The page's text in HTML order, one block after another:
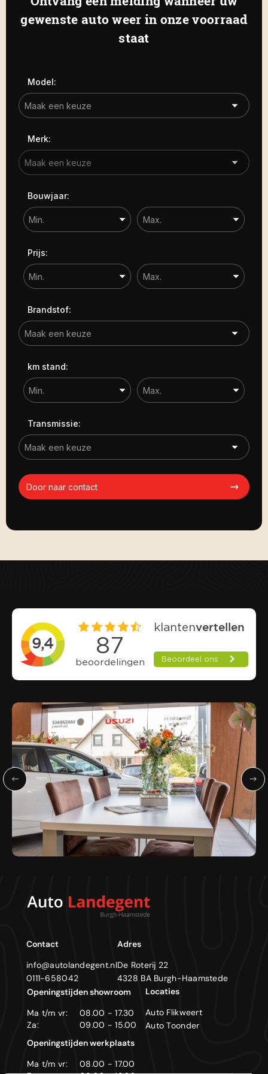
Haamstede
De Roterij 22 4328 BA Burgh-
Haamstede
Carrosserie
-
-
Bouwjaar
Sorteren op
gewenste auto weer in onze voorraad
staat
Model:
Merk:
Bouwjaar:
Prijs:
Brandstof:
km stand:
Transmissie:
Door naar contact
Contact
info@autolandegent.nl
0111-658042
Adres
De Roterij 22
4328 BA Burgh-Haamstede
Openingstijden showroom
Ma t/m vr:
08.00 - 17.30
Za:
09.00 - 15.00
Openingstijden werkplaats
Ma t/m vr:
08.00 - 17.00
Locaties
Auto Flikweert
Auto Toonder